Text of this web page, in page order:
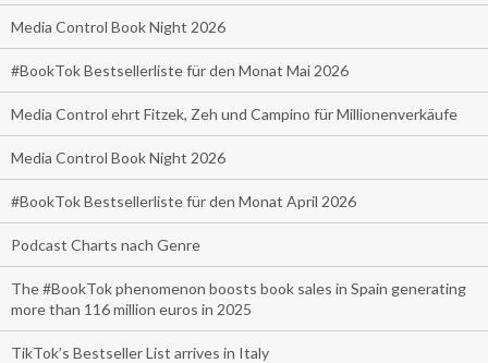
Media Control Book Night 2026
#BookTok Bestsellerliste für den Monat Mai 2026
Media Control ehrt Fitzek, Zeh und Campino für Millionenverkäufe
Media Control Book Night 2026
#BookTok Bestsellerliste für den Monat April 2026
Podcast Charts nach Genre
The #BookTok phenomenon boosts book sales in Spain generating
more than 116 million euros in 2025
TikTok’s Bestseller List arrives in Italy